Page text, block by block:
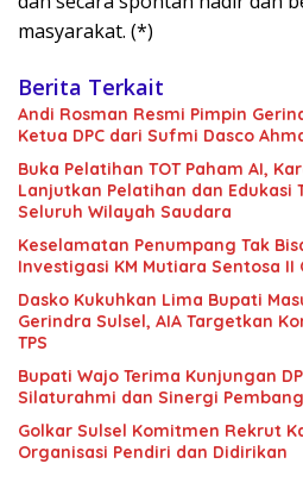
masyarakat. (*)
Berita Terkait
Andi Rosman Resmi Pimpin
Ketua DPC dari Sufmi Dasco
Buka Pelatihan TOT Paham AI,
Lanjutkan Pelatihan dan Edukasi
Seluruh Wilayah Saudara
Keselamatan Penumpang Tak
Investigasi KM Mutiara Sentosa
Dasko Kukuhkan Lima Bupati
Gerindra Sulsel, AIA Targetkan
TPS
Bupati Wajo Terima Kunjungan
Silaturahmi dan Sinergi
Golkar Sulsel Komitmen Rekrut
Organisasi Pendiri dan Didirikan